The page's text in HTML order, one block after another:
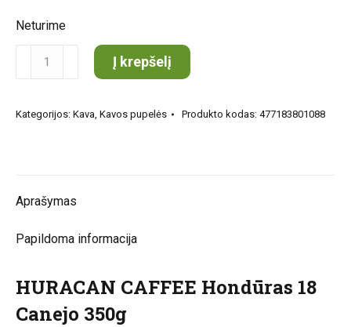
Neturime
produkto
kiekis:
CAFFEE
350g
Į krepšelį
Kategorijos: Kava, Kavos pupelės Produkto kodas: 477183801088
Aprašymas
Papildoma informacija
HURACAN CAFFEE Hondūras 18
Canejo 350g